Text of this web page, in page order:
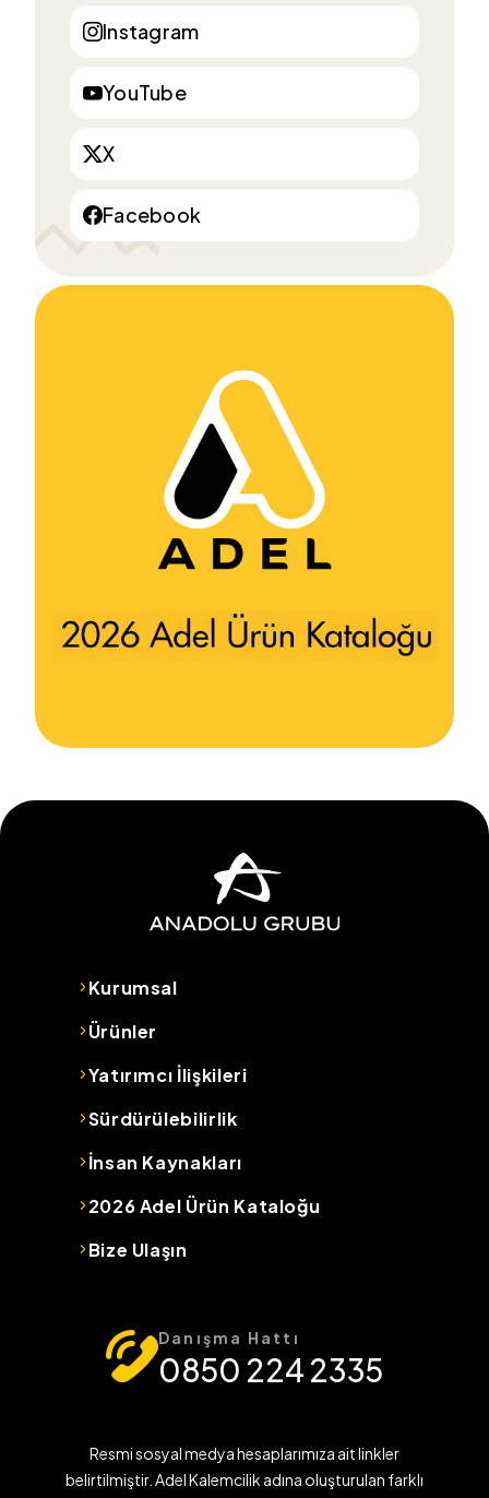
Instagram
YouTube
X
Facebook
Kurumsal
Ürünler
Yatırımcı İlişkileri
Sürdürülebilirlik
İnsan Kaynakları
2026 Adel Ürün Kataloğu
Bize Ulaşın
Danışma Hattı
0850 224 2335
Resmi sosyal medya hesaplarımıza ait linkler
belirtilmiştir. Adel Kalemcilik adına oluşturulan farklı